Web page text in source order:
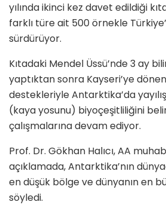
yılında ikinci kez davet edildiği
farklı türe ait 500 örnekle
sürdürüyor.
Kıtadaki Mendel Üssü’nde 3 ay
yaptıktan sonra Kayseri’ye dönen
destekleriyle Antarktika’da
(kaya yosunu) biyoçeşitliliğini
çalışmalarına devam ediyor.
Prof. Dr. Gökhan Halıcı, AA
açıklamada, Antarktika’nın
en düşük bölge ve dünyanın en
söyledi.